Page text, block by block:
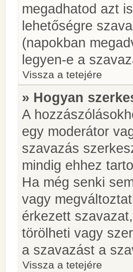
megadhatod azt
lehetőségre
(napokban
legyen-e a
Vissza a tetejére
» Hogyan
A
egy moderátor
szavazás
mindig ehhez
Ha még senki
vagy
érkezett
törölheti vagy
a szavazást a
Vissza a tetejére